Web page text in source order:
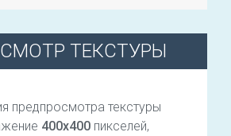
ТЕКСТУРЫ
предпросмотра текстуры
400х400 пикселей,